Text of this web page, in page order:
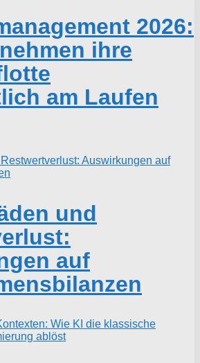
2026:
ihre
am Laufen
und
auf